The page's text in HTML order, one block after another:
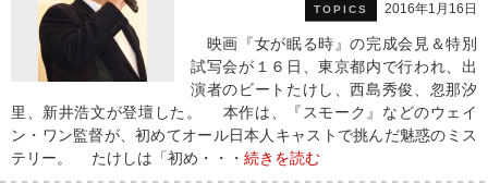
TOPICS 2016年1月16日
映画『女が眠る時』の完成会見＆特別
試写会が１６日、東京都内で行われ、出
演者のビートたけし、西島秀俊、忽那汐
里、新井浩文が登壇した。 本作は、『スモーク』などのウェイ
ン・ワン監督が、初めてオール日本人キャストで挑んだ魅惑のミス
テリー。 たけしは「初め・・・ 続きを読む